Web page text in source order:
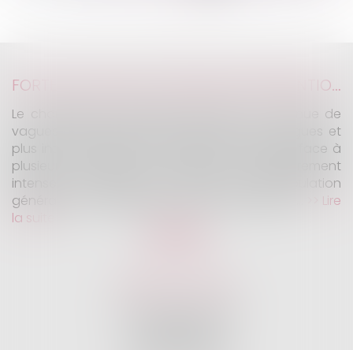
FORTES CHALEURS : MESURES DE PRÉVENTION ET ACTIONS DE L'INSPECTION DU TRAVAIL
Le changement climatique entraine la survenue de
vagues de chaleur plus fréquentes, plus longues et
plus intenses. Depuis la fin mai, la France fait face à
plusieurs épisodes caniculaires particulièrement
intenses, qui constituent un risque pour la population
générale, mais également pour les travailleurs...
Lire
la suite